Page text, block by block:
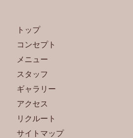
トップ
コンセプト
メニュー
スタッフ
ギャラリー
アクセス
リクルート
サイトマップ